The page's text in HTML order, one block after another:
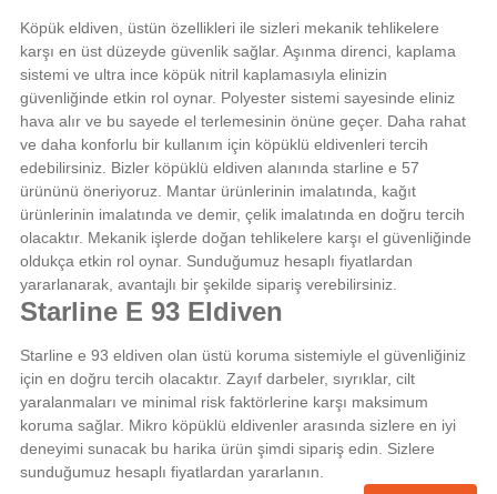
Köpük eldiven, üstün özellikleri ile sizleri mekanik tehlikelere
karşı en üst düzeyde güvenlik sağlar. Aşınma direnci, kaplama
sistemi ve ultra ince köpük nitril kaplamasıyla elinizin
güvenliğinde etkin rol oynar. Polyester sistemi sayesinde eliniz
hava alır ve bu sayede el terlemesinin önüne geçer. Daha rahat
ve daha konforlu bir kullanım için köpüklü eldivenleri tercih
edebilirsiniz. Bizler köpüklü eldiven alanında starline e 57
ürününü öneriyoruz. Mantar ürünlerinin imalatında, kağıt
ürünlerinin imalatında ve demir, çelik imalatında en doğru tercih
olacaktır. Mekanik işlerde doğan tehlikelere karşı el güvenliğinde
oldukça etkin rol oynar. Sunduğumuz hesaplı fiyatlardan
yararlanarak, avantajlı bir şekilde sipariş verebilirsiniz.
Starline E 93 Eldiven
Starline e 93 eldiven olan üstü koruma sistemiyle el güvenliğiniz
için en doğru tercih olacaktır. Zayıf darbeler, sıyrıklar, cilt
yaralanmaları ve minimal risk faktörlerine karşı maksimum
koruma sağlar. Mikro köpüklü eldivenler arasında sizlere en iyi
deneyimi sunacak bu harika ürün şimdi sipariş edin. Sizlere
sunduğumuz hesaplı fiyatlardan yararlanın.